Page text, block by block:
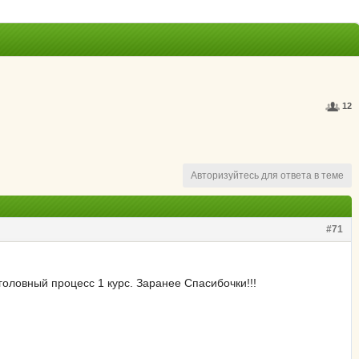
12
Авторизуйтесь для ответа в теме
#71
процесс 1 курс. Заранее Спасибочки!!!